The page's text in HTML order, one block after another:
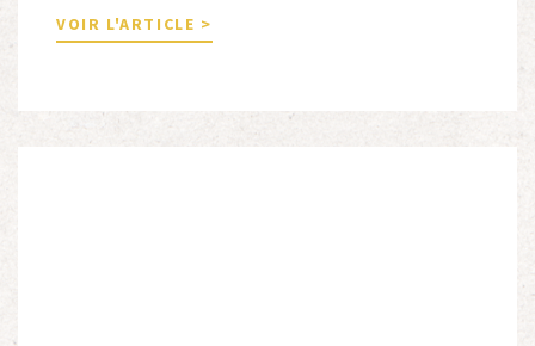
Cordeboeuf, Christophe Touron et Agnès Dioné,
Nouvelles Sources Éditions, 2026. Ils venaient
autres […]
VOIR L'ARTICLE >